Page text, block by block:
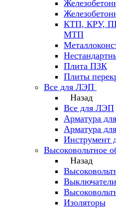
КТП, КРУ,
МТП
Плита ПЗК
Плиты
Все для ЛЭП
Назад
Все для ЛЭП
Арматура
Арматура
Инструмент
Высоковольтное
Назад
Изоляторы